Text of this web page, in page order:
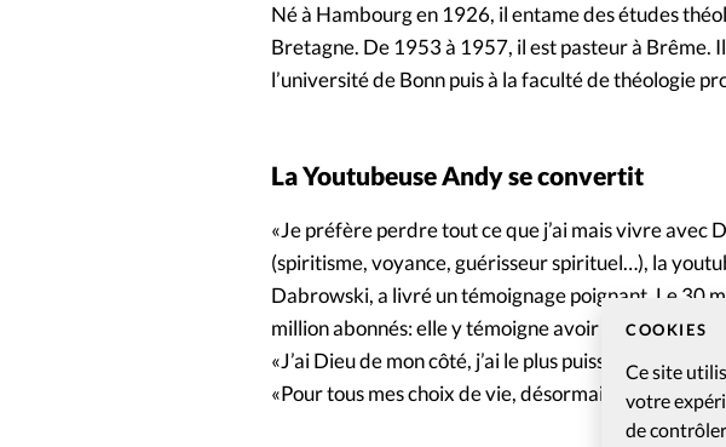
COOKIES
Ce site
votre
de
Né à Hambourg en 1926, il entame des études
Bretagne. De 1953 à 1957, il est pasteur à Brême.
l’université de Bonn puis à la faculté de théologie
La Youtubeuse Andy se convertit
«Je préfère perdre tout ce que j’ai mais vivre avec
(spiritisme, voyance, guérisseur spirituel…), la
Dabrowski, a livré un témoignage poignant. Le 30
million abonnés: elle y témoigne avoir été jusque-
«J’ai Dieu de mon côté, j’ai le plus puissant, j’ai
«Pour tous mes choix de vie, désormais, je lui